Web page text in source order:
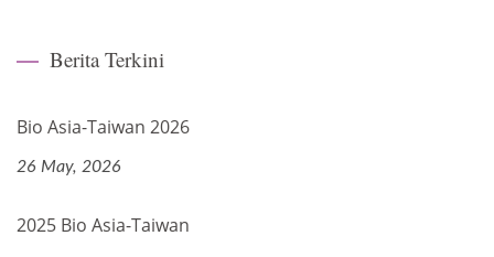
Berita Terkini
Bio Asia-Taiwan 2026
26 May, 2026
2025 Bio Asia-Taiwan